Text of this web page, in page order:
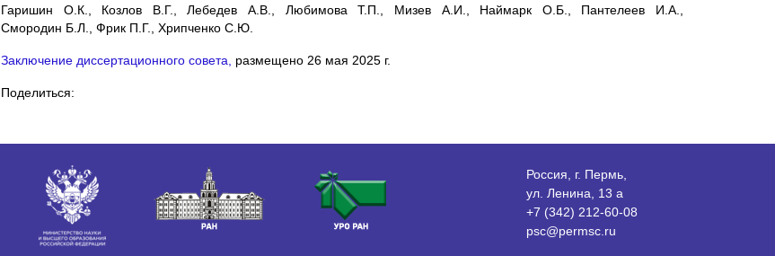
Гаришин О.К., Козлов В.Г., Лебедев А.В., Любимова Т.П., Мизев А.И., Наймарк О.Б., Пантелеев И.А.,
Смородин Б.Л., Фрик П.Г., Хрипченко С.Ю.
Заключение диссертационного совета, размещено 26 мая 2025 г.
Поделиться:
Россия, г. Пермь,
ул. Ленина, 13 а
+7 (342) 212-60-08
psc@permsc.ru